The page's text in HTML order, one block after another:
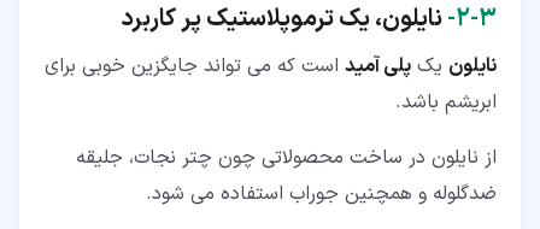
۳‏-‏۲‏- نایلون، یک ترموپلاستیک پر کاربرد
نایلون یک پلی آمید است که می تواند جایگزین خوبی برای
ابریشم باشد.
از نایلون در ساخت محصولاتی چون چتر نجات، جلیقه
ضدگلوله و همچنین جوراب استفاده می شود.